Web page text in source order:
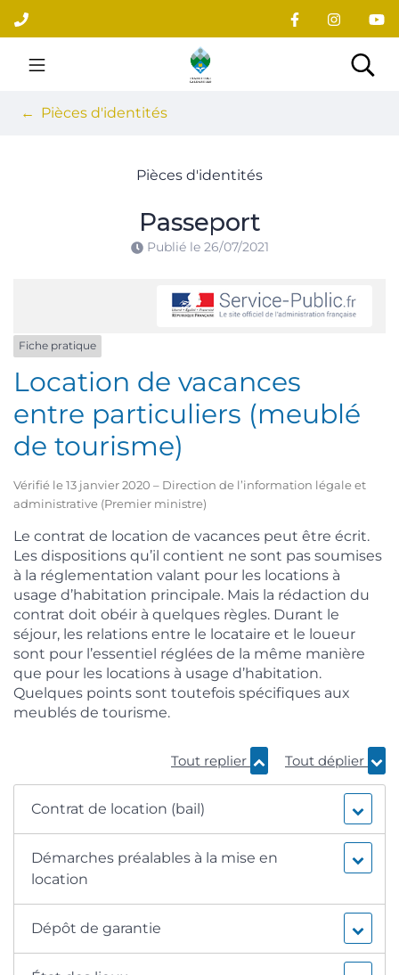
Aller
au
contenu
Site officiel du village
Pièces d'identités
Pièces d'identités
Passeport
Publié le 26/07/2021
Fiche pratique
Location de vacances
entre particuliers (meublé
de tourisme)
Vérifié le 13 janvier 2020 – Direction de l’information légale et
administrative (Premier ministre)
Le contrat de location de vacances peut être écrit.
Les dispositions qu’il contient ne sont pas soumises
à la réglementation valant pour les locations à
usage d’habitation principale. Mais la rédaction du
contrat doit obéir à quelques règles. Durant le
séjour, les relations entre le locataire et le loueur
sont pour l’essentiel réglées de la même manière
que pour les locations à usage d’habitation.
Quelques points sont toutefois spécifiques aux
meublés de tourisme.
Tout replier Tout déplier
Contrat de location (bail)
Démarches préalables à la mise en
location
Dépôt de garantie